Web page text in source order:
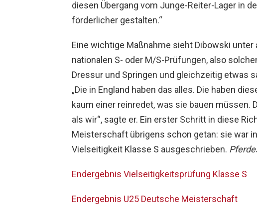
diesen Übergang vom Junge-Reiter-Lager in
förderlicher gestalten.“
Eine wichtige Maßnahme sieht Dibowski
nationalen S- oder M/S-Prüfungen, also
Dressur und Springen und gleichzeitig etwas
„Die in England haben das alles. Die haben
kaum einer reinredet, was sie bauen müssen.
als wir“, sagte er. Ein erster Schritt in diese
Meisterschaft übrigens schon getan: sie war
Vielseitigkeit Klasse S ausgeschrieben.
Endergebnis Vielseitigkeitsprüfung Klasse S
Endergebnis U25 Deutsche Meisterschaft